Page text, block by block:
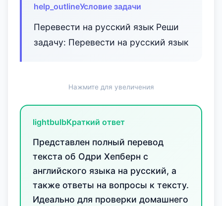
help_outlineУсловие задачи
Перевести на русский язык Реши
задачу: Перевести на русский язык
Нажмите для увеличения
lightbulbКраткий ответ
Представлен полный перевод
текста об Одри Хепберн с
английского языка на русский, а
также ответы на вопросы к тексту.
Идеально для проверки домашнего